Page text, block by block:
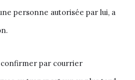
personne autorisée par lui, a
confirmer par courrier